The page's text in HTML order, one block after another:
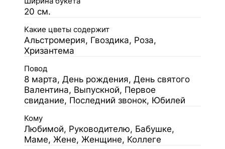
20 см.
Какие цветы содержит
Альстромерия, Гвоздика, Роза,
Хризантема
Повод
8 марта, День рождения, День святого
Валентина, Выпускной, Первое
свидание, Последний звонок, Юбилей
Кому
Любимой, Руководителю, Бабушке,
Маме, Жене, Женщине, Коллеге